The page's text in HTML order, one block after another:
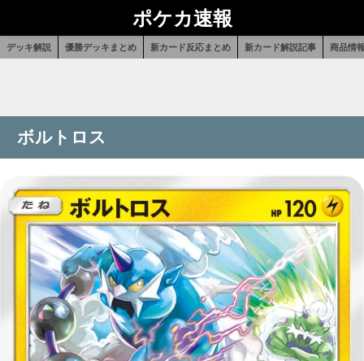
ポケカ速報
デッキ解説 優勝デッキまとめ 新カード反応まとめ 新カード解説記事 商品情
ボルトロス